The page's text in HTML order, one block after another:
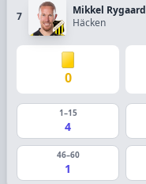
7
Mikkel Rygaard
Häcken
0
1–15
4
46–60
1